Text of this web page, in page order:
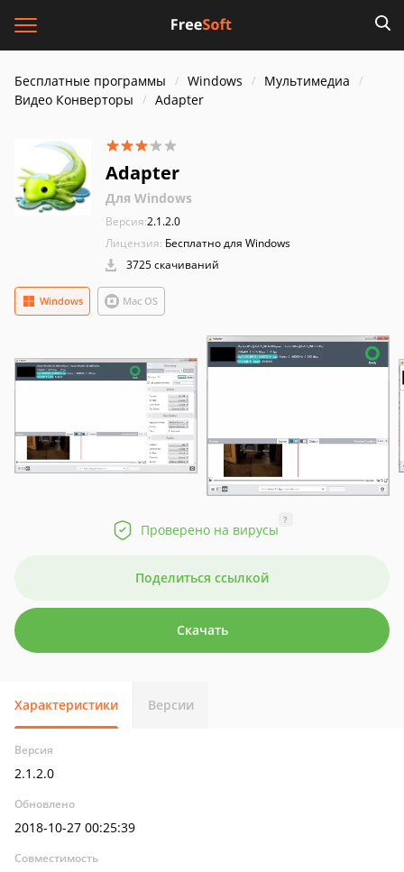
Бесплатные программы Windows
Мультимедиа
Видео Конверторы
Adapter
Adapter
Для Windows
Версия:2.1.2.0
Лицензия: Бесплатно для Windows
3725 скачиваний
Mac OS
Windows
Проверено на вирусы
?
Поделиться ссылкой
Скачать
Характеристики Версии
Версия
2.1.2.0
Обновлено
2018-10-27 00:25:39
Совместимость